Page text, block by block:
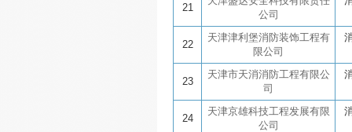
21
公司
22
天津津利堡消防装饰工程有
限公司
23
天津市天消消防工程有限公
司
24
天津京雄科技工程发展有限
公司